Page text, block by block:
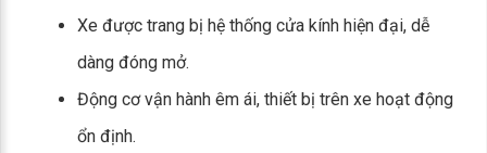
Xe được trang bị hệ thống cửa kính hiện đại, dễ
dàng đóng mở.
Động cơ vận hành êm ái, thiết bị trên xe hoạt động
ổn định.